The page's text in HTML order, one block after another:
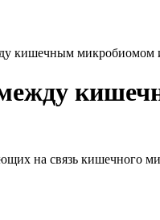
кишечным микробиомом
на связь кишечного